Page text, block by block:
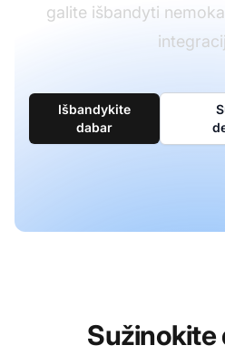
galite išbandyti
Išbandykite
dabar
Sužinokite